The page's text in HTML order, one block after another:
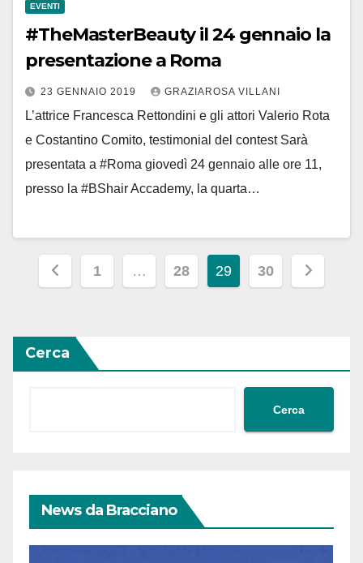
EVENTI
#TheMasterBeauty il 24 gennaio la
presentazione a Roma
23 GENNAIO 2019 GRAZIAROSA VILLANI
L’attrice Francesca Rettondini e gli attori Valerio Rota
e Costantino Comito, testimonial del contest Sarà
presentata a #Roma giovedì 24 gennaio alle ore 11,
presso la #BShair Accademy, la quarta…
Paginazione
articoli
1 … 28 29 30
Cerca
Cerca
News da Bracciano